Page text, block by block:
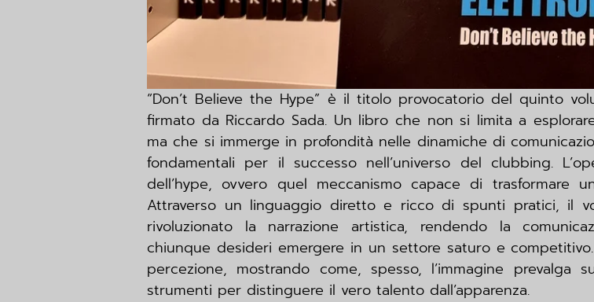
“Don’t Believe the Hype” è il titolo provocatorio del quinto
firmato da Riccardo Sada. Un libro che non si limita a
ma che si immerge in profondità nelle dinamiche di
fondamentali per il successo nell’universo del clubbing.
dell’hype, ovvero quel meccanismo capace di
Attraverso un linguaggio diretto e ricco di spunti pratici, il
rivoluzionato la narrazione artistica, rendendo la
chiunque desideri emergere in un settore saturo e
percezione, mostrando come, spesso, l’immagine
strumenti per distinguere il vero talento dall’apparenza.